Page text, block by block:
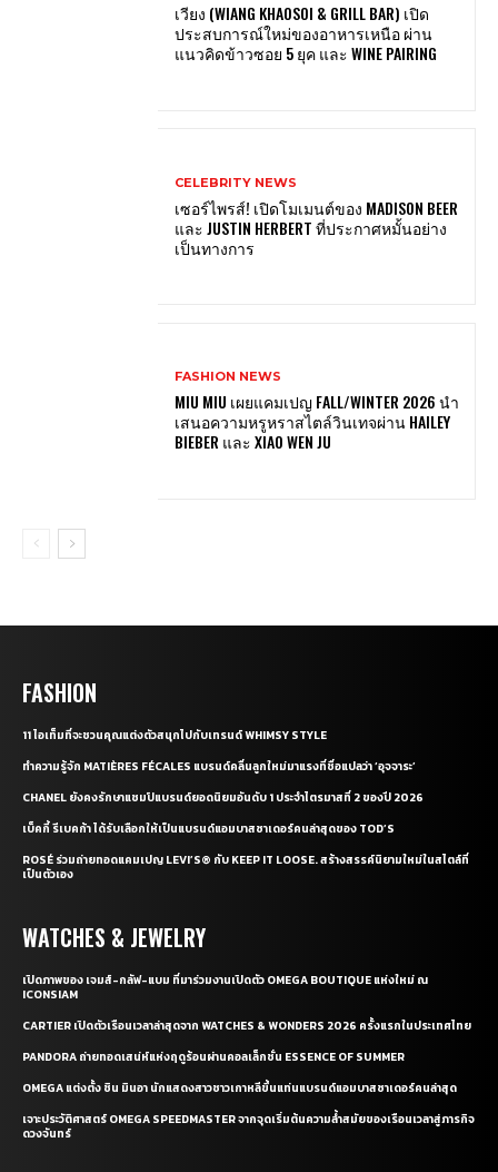
เวียง (WIANG KHAOSOI & GRILL BAR) เปิด
ประสบการณ์ใหม่ของอาหารเหนือ ผ่าน
แนวคิดข้าวซอย 5 ยุค และ WINE PAIRING
CELEBRITY NEWS
เซอร์ไพรส์! เปิดโมเมนต์ของ MADISON BEER
และ JUSTIN HERBERT ที่ประกาศหมั้นอย่าง
เป็นทางการ
FASHION NEWS
MIU MIU เผยแคมเปญ FALL/WINTER 2026 นำ
เสนอความหรูหราสไตล์วินเทจผ่าน HAILEY
BIEBER และ XIAO WEN JU
FASHION
11 ไอเท็มที่จะชวนคุณแต่งตัวสนุกไปกับเทรนด์ WHIMSY STYLE
ทำความรู้จัก MATIÈRES FÉCALES แบรนด์คลื่นลูกใหม่มาแรงที่ชื่อแปลว่า ‘อุจจาระ’
CHANEL ยังคงรักษาแชมป์แบรนด์ยอดนิยมอันดับ 1 ประจำไตรมาสที่ 2 ของปี 2026
เบ็คกี้ รีเบคก้า ได้รับเลือกให้เป็นแบรนด์แอมบาสซาเดอร์คนล่าสุดของ TOD’S
ROSÉ ร่วมถ่ายทอดแคมเปญ LEVI’S® กับ KEEP IT LOOSE. สร้างสรรค์นิยามใหม่ในสไตล์ที่
เป็นตัวเอง
WATCHES & JEWELRY
เปิดภาพของ เจมส์-กลัฟ-แบม ที่มาร่วมงานเปิดตัว OMEGA BOUTIQUE แห่งใหม่ ณ
ICONSIAM
CARTIER เปิดตัวเรือนเวลาล่าสุดจาก WATCHES & WONDERS 2026 ครั้งแรกในประเทศไทย
PANDORA ถ่ายทอดเสน่ห์แห่งฤดูร้อนผ่านคอลเล็กชั่น ESSENCE OF SUMMER
OMEGA แต่งตั้ง ชิน มินอา นักแสดงสาวชาวเกาหลีขึ้นแท่นแบรนด์แอมบาสซาเดอร์คนล่าสุด
เจาะประวัติศาสตร์ OMEGA SPEEDMASTER จากจุดเริ่มต้นความล้ำสมัยของเรือนเวลาสู่ภารกิจ
ดวงจันทร์